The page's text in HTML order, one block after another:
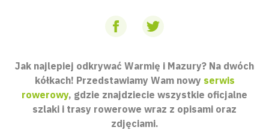
Jak najlepiej odkrywać Warmię i Mazury? Na dwóch
kółkach! Przedstawiamy Wam nowy serwis
rowerowy, gdzie znajdziecie wszystkie oficjalne
szlaki i trasy rowerowe wraz z opisami oraz
zdjęciami.